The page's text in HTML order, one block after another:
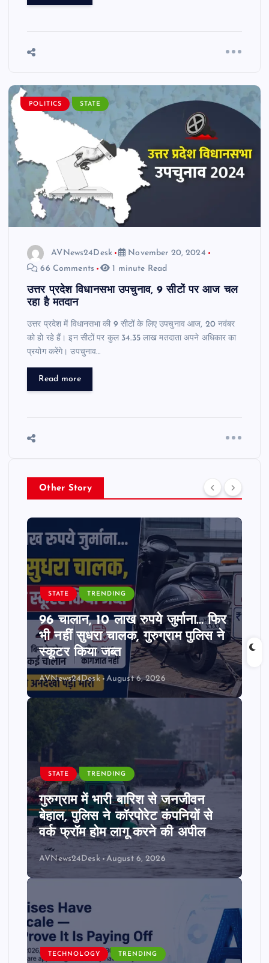
POLITICS STATE
AVNews24Desk
November 20, 2024
66 Comments
1 minute Read
उत्तर प्रदेश विधानसभा उपचुनाव, 9 सीटों पर आज चल
रहा है मतदान
उत्तर प्रदेश में विधानसभा की 9 सीटों के लिए उपचुनाव आज, 20 नवंबर
को हो रहे हैं। इन सीटों पर कुल 34.35 लाख मतदाता अपने अधिकार का
प्रयोग करेंगे। उपचुनाव…
Read more
Other Story
STATE TRENDING
96 चालान, 10 लाख रुपये जुर्माना… फिर
भी नहीं सुधरा चालक, गुरुग्राम पुलिस ने
स्कूटर किया जब्त
AVNews24Desk August 6, 2026
STATE TRENDING
गुरुग्राम में भारी बारिश से जनजीवन
बेहाल, पुलिस ने कॉरपोरेट कंपनियों से
वर्क फ्रॉम होम लागू करने की अपील
AVNews24Desk August 6, 2026
TECHNOLOGY TRENDING